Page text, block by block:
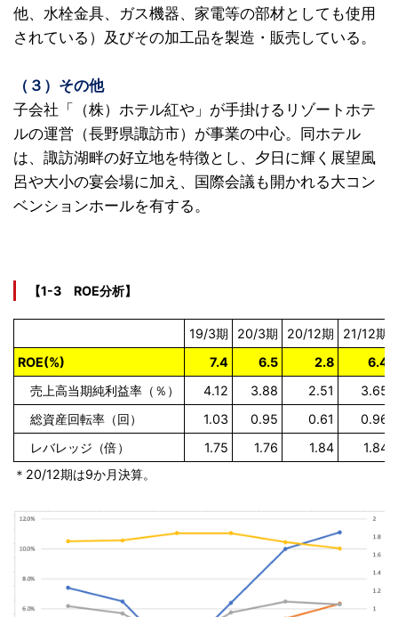
他、水栓金具、ガス機器、家電等の部材としても使用
されている）及びその加工品を製造・販売している。
（３）その他
子会社「（株）ホテル紅や」が手掛けるリゾートホテ
ルの運営（長野県諏訪市）が事業の中心。同ホテル
は、諏訪湖畔の好立地を特徴とし、夕日に輝く展望風
呂や大小の宴会場に加え、国際会議も開かれる大コン
ベンションホールを有する。
【1-3 ROE分析】
19/3期 20/3期 20/12期 21/12期
ROE(%)
7.4 6.5 2.8
6.4
売上高当期純利益率（％）
4.12 3.88 2.51
3.65
総資産回転率（回）
1.03 0.95 0.61
0.96
レバレッジ（倍）
1.75 1.76 1.84
1.84
＊20/12期は9か月決算。